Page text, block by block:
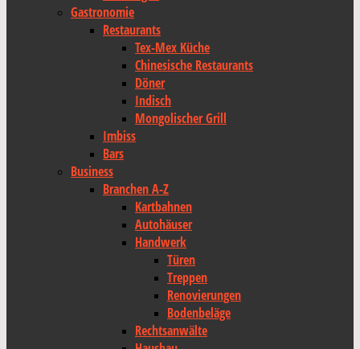
Gastronomie
Restaurants
Tex-Mex Küche
Chinesische Restaurants
Döner
Indisch
Mongolischer Grill
Imbiss
Bars
Business
Branchen A-Z
Kartbahnen
Autohäuser
Handwerk
Türen
Treppen
Renovierungen
Bodenbeläge
Rechtsanwälte